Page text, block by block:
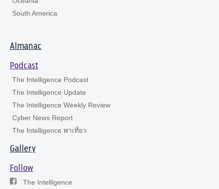
South America
Almanac
Podcast
The Intelligence Podcast
The Intelligence Update
The Intelligence Weekly Review
Cyber News Report
The Intelligence พาเที่ยว
Gallery
Follow
The Intelligence